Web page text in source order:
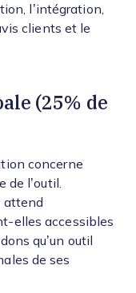
l’intégration,
clients et le
(25% de
concerne
l’outil.
attend
elles accessibles
qu’un outil
de ses